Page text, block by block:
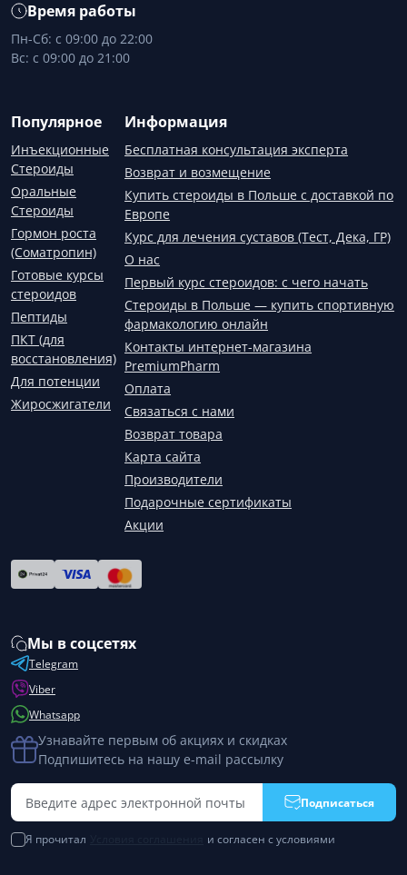
Время работы
Пн-Сб: с 09:00 до 22:00
Вс: с 09:00 до 21:00
Популярное
Инъекционные
Стероиды
Оральные
Стероиды
Гормон роста
(Соматропин)
Готовые курсы
стероидов
Пептиды
ПКТ (для
восстановления)
Для потенции
Жиросжигатели
Информация
Бесплатная консультация эксперта
Возврат и возмещение
Купить стероиды в Польше с доставкой по
Европе
Курс для лечения суставов (Тест, Дека, ГР)
О нас
Первый курс стероидов: с чего начать
Стероиды в Польше — купить спортивную
фармакологию онлайн
Контакты интернет-магазина
PremiumPharm
Оплата
Связаться с нами
Возврат товара
Карта сайта
Производители
Подарочные сертификаты
Акции
Мы в соцсетях
Telegram
Viber
Whatsapp
Узнавайте первым об акциях и скидках
Подпишитесь на нашу e-mail рассылку
Подписаться
Я прочитал и согласен с условиями